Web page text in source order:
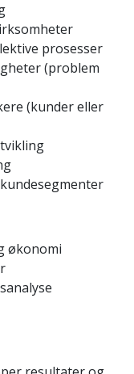
prosesser
(problem
(kunder eller
økonomi